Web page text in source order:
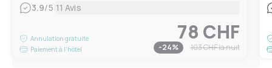
3.9/5 11 Avis
Annulation gratuite
Paiement à l'hôtel
78 CHF
-24% 103 CHFla nuit